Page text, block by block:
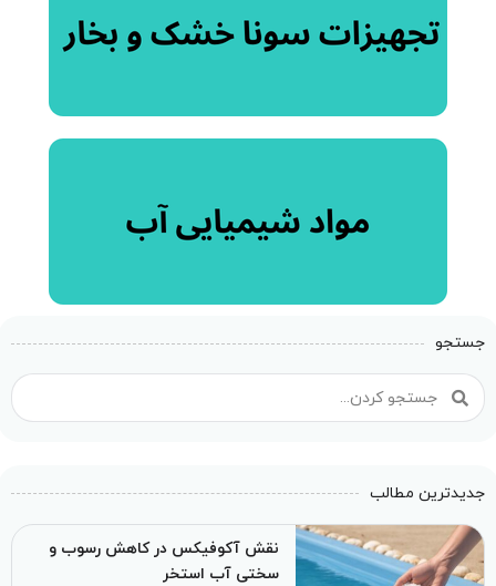
جستجو
جدیدترین مطالب
نقش آکوفیکس در کاهش رسوب و
سختی آب استخر